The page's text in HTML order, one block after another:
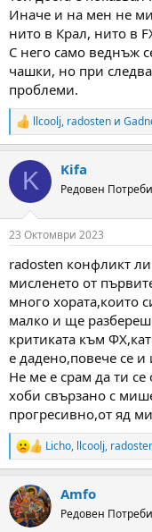
Иначе и на мен не ми
нито в Крал, нито в
С него само веднъж
чашки, но при
проблеми.
R
e
c
i
s
llcoolj, radosten и
K Kifa
Редовен
23 Октомври 2023
radosten конфликт
мисленето от
много хората,които
малко и ще
критиката към
е дадено,повече се и
Не ме е срам да ти
хоби свързано с
прогресивно,от яд
R
e
c
t
i
Licho, llcoolj,
Amfo
Редовен